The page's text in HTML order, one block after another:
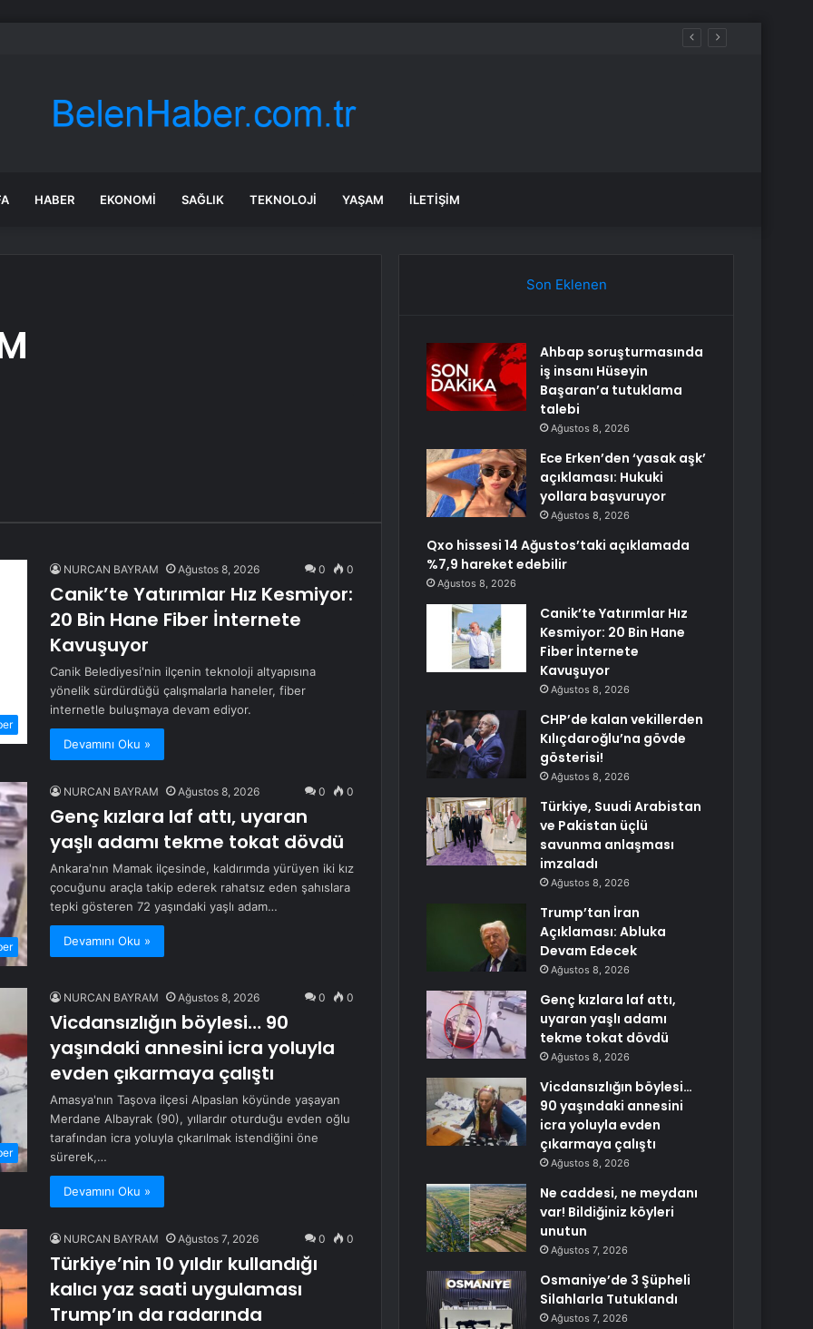
HABER EKONOMI SAĞLIK TEKNOLOJI YAŞAM İLETIŞIM
NURCAN BAYRAM Ağustos 8, 2026 0 0
Canik’te Yatırımlar Hız Kesmiyor:
20 Bin Hane Fiber İnternete
Kavuşuyor
Canik Belediyesi'nin ilçenin teknoloji altyapısına
yönelik sürdürdüğü çalışmalarla haneler, fiber
internetle buluşmaya devam ediyor.
Devamını Oku »
NURCAN BAYRAM Ağustos 8, 2026 0 0
Genç kızlara laf attı, uyaran
yaşlı adamı tekme tokat dövdü
Ankara'nın Mamak ilçesinde, kaldırımda yürüyen iki kız
çocuğunu araçla takip ederek rahatsız eden şahıslara
tepki gösteren 72 yaşındaki yaşlı adam…
Devamını Oku »
NURCAN BAYRAM Ağustos 8, 2026 0 0
Vicdansızlığın böylesi… 90
yaşındaki annesini icra yoluyla
evden çıkarmaya çalıştı
Amasya'nın Taşova ilçesi Alpaslan köyünde yaşayan
Merdane Albayrak (90), yıllardır oturduğu evden oğlu
tarafından icra yoluyla çıkarılmak istendiğini öne
sürerek,…
Devamını Oku »
NURCAN BAYRAM Ağustos 7, 2026 0 0
Türkiye’nin 10 yıldır kullandığı
kalıcı yaz saati uygulaması
Trump’ın da radarında
Son Eklenen
Ahbap soruşturmasında
iş insanı Hüseyin
Başaran’a tutuklama
talebi
Ağustos 8, 2026
Ece Erken’den ‘yasak aşk’
açıklaması: Hukuki
yollara başvuruyor
Ağustos 8, 2026
Qxo hissesi 14 Ağustos’taki açıklamada
%7,9 hareket edebilir
Ağustos 8, 2026
Canik’te Yatırımlar Hız
Kesmiyor: 20 Bin Hane
Fiber İnternete
Kavuşuyor
Ağustos 8, 2026
CHP’de kalan vekillerden
Kılıçdaroğlu’na gövde
gösterisi!
Ağustos 8, 2026
Türkiye, Suudi Arabistan
ve Pakistan üçlü
savunma anlaşması
imzaladı
Ağustos 8, 2026
Trump’tan İran
Açıklaması: Abluka
Devam Edecek
Ağustos 8, 2026
Genç kızlara laf attı,
uyaran yaşlı adamı
tekme tokat dövdü
Ağustos 8, 2026
Vicdansızlığın böylesi…
90 yaşındaki annesini
icra yoluyla evden
çıkarmaya çalıştı
Ağustos 8, 2026
Ne caddesi, ne meydanı
var! Bildiğiniz köyleri
unutun
Ağustos 7, 2026
Osmaniye’de 3 Şüpheli
Silahlarla Tutuklandı
Ağustos 7, 2026